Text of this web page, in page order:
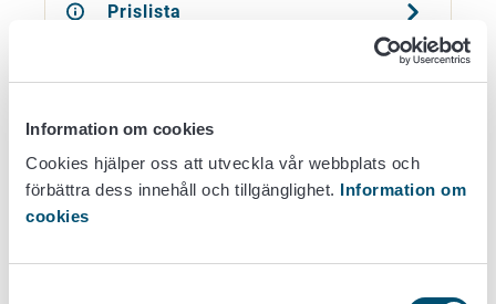
Information om cookies
Cookies hjälper oss att utveckla vår webbplats och
förbättra dess innehåll och tillgänglighet. Information om
cookies
Prislista
Undersökningar om gödsel i
Livsmedelsverket